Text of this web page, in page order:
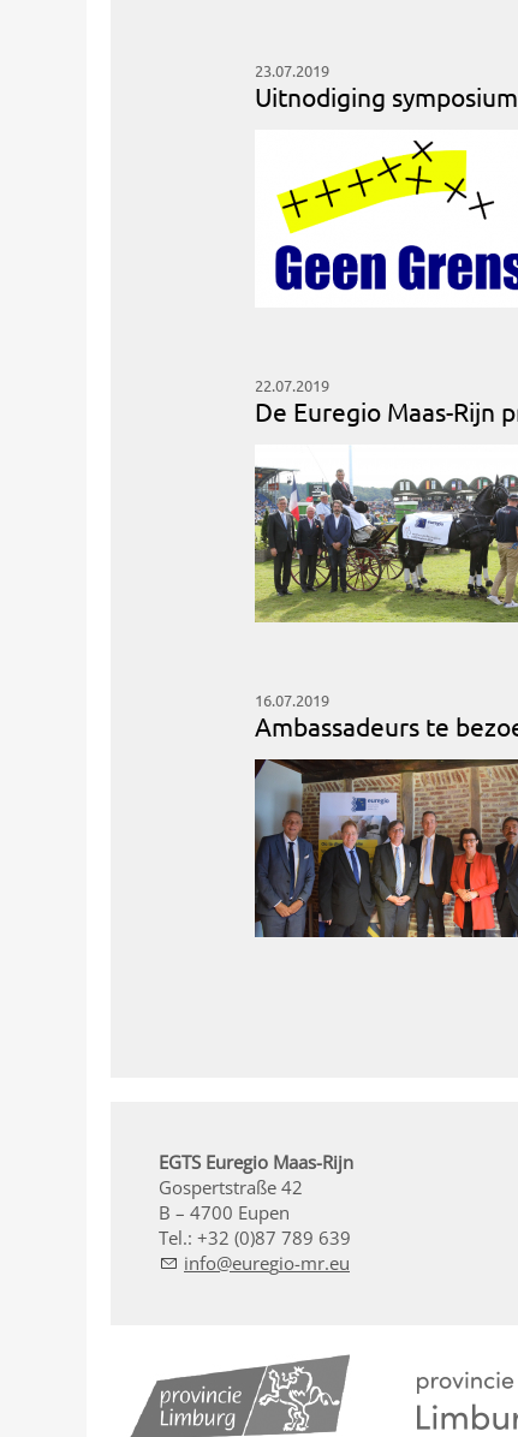
23.07.2019
Uitnodiging
22.07.2019
De Euregio Maas-Rijn
16.07.2019
Ambassadeurs te
EGTS Euregio Maas-Rijn
Gospertstraße 42
B – 4700 Eupen
Tel.: +32 (0)87 789 639
nf
r g -mr